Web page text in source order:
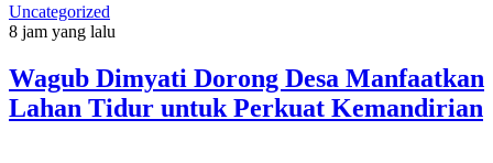
Uncategorized
8 jam yang lalu
Wagub Dimyati Dorong Desa Manfaatkan
Lahan Tidur untuk Perkuat Kemandirian